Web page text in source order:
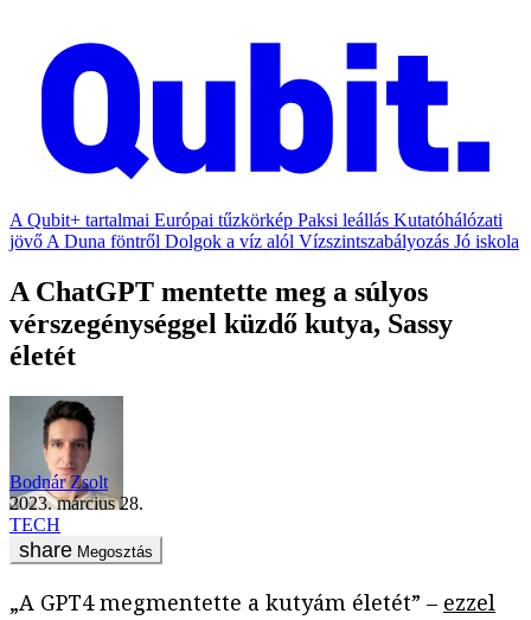
A Qubit+ tartalmai Európai tűzkörkép Paksi leállás Kutatóhálózati
jövő A Duna föntről Dolgok a víz alól Vízszintszabályozás Jó iskola
A ChatGPT mentette meg a súlyos
vérszegénységgel küzdő kutya, Sassy
életét
Bodnár Zsolt
2023. március 28.
TECH
Megosztás
„A GPT4 megmentette a kutyám életét” – ezzel